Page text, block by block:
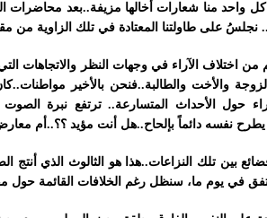
واحد منا شعارات أخالها مزيفة..بعد محاضرات
نجلسُ على طاولتنا المعتادة في تلك الزاوية من
من اختلاف الآراء في وجهات النظر والاتجاهات
والأخت والطالبة..فنحن بالأخير
حول الأحداث المتسارعة.. ترتفع نبرة
يطرح نفسه دائماً بإلحاح..هل أنت مؤيد ؟؟..أم
بين تلك النزاعات..هذا هو الثالوث الذي أنتج
في يوم ما، سنظل رغم الخلافات القائمة